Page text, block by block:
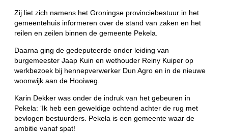
Zij liet zich namens het Groningse provinciebestuur in het
gemeentehuis informeren over de stand van zaken en het
reilen en zeilen binnen de gemeente Pekela.
Daarna ging de gedeputeerde onder leiding van
burgemeester Jaap Kuin en wethouder Reiny Kuiper op
werkbezoek bij hennepverwerker Dun Agro en in de nieuwe
woonwijk aan de Hooiweg.
Karin Dekker was onder de indruk van het gebeuren in
Pekela: ‘Ik heb een geweldige ochtend achter de rug met
bevlogen bestuurders. Pekela is een gemeente waar de
ambitie vanaf spat!